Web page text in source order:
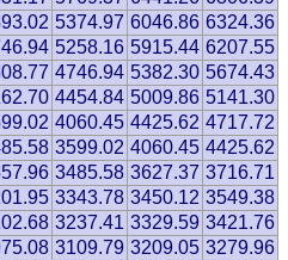
5374.97 6046.86 6324.36
5258.16 5915.44 6207.55
4746.94 5382.30 5674.43
4454.84 5009.86 5141.30
4060.45 4425.62 4717.72
3599.02 4060.45 4425.62
3485.58 3627.37 3716.71
3343.78 3450.12 3549.38
3237.41 3329.59 3421.76
3109.79 3209.05 3279.96